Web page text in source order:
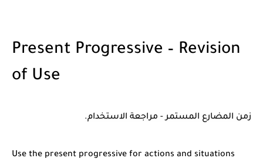
Present Progressive – Revision
of Use
زمن المضارع المستمر - مراجعة الاستخدام.
Use the present progressive for actions and situations